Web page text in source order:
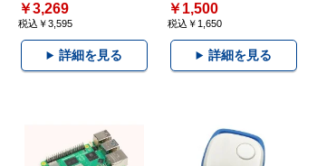
￥3,269
税込￥3,595
詳細を見る
￥1,500
税込￥1,650
詳細を見る